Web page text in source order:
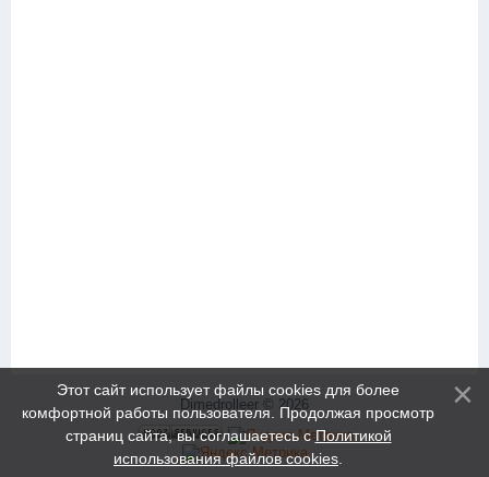
Dimedrolleer © 2026
Этот сайт использует файлы cookies для более
комфортной работы пользователя. Продолжая просмотр
страниц сайта, вы соглашаетесь сПолитикой
использования файлов cookies